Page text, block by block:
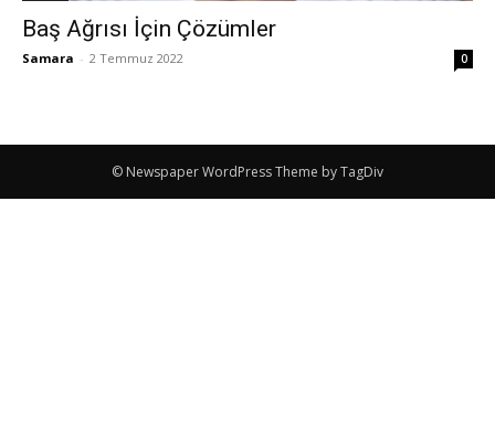
Baş Ağrısı İçin Çözümler
Samara - 2 Temmuz 2022 0
© Newspaper WordPress Theme by TagDiv